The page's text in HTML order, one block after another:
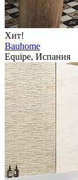
Хит!
Bauhome
Equipe, Испания